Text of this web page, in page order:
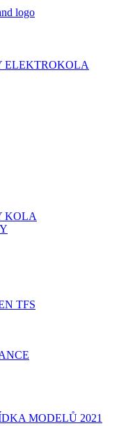
ELEKTROKOLA
KOLA
TFS
MODELŮ 2021